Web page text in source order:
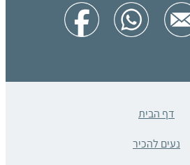
דף הבית
נעים להכיר